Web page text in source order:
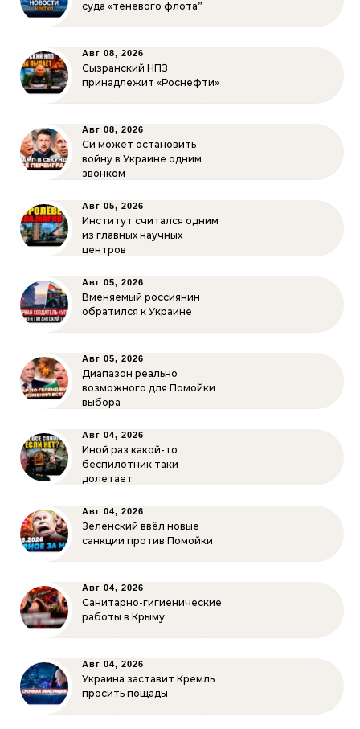
суда «теневого флота”
Авг 08, 2026
Сызранский НПЗ
принадлежит «Роснефти»
Авг 08, 2026
Си может остановить
войну в Украине одним
звонком
Авг 05, 2026
Институт считался одним
из главных научных
центров
Авг 05, 2026
Вменяемый россиянин
обратился к Украине
Авг 05, 2026
Диапазон реально
возможного для Помойки
выбора
Авг 04, 2026
Иной раз какой-то
беспилотник таки
долетает
Авг 04, 2026
Зеленский ввёл новые
санкции против Помойки
Авг 04, 2026
Санитарно-гигиенические
работы в Крыму
Авг 04, 2026
Украина заставит Кремль
просить пощады